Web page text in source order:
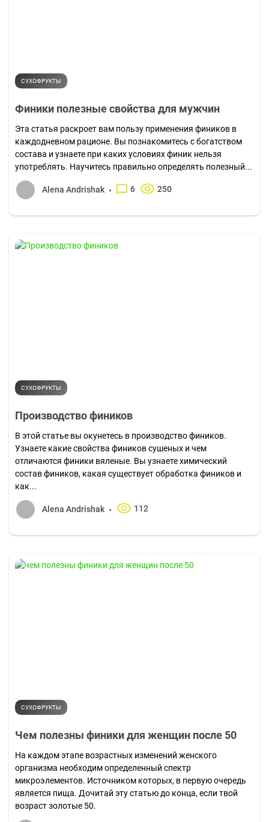
СУХОФРУКТЫ
Финики полезные свойства для мужчин
Эта статья раскроет вам пользу применения фиников в
каждодневном рационе. Вы познакомитесь с богатством
состава и узнаете при каких условиях финик нельзя
употреблять. Научитесь правильно определять полезный...
Alena Andrishak 6 250
СУХОФРУКТЫ
Производство фиников
В этой статье вы окунетесь в производство фиников.
Узнаете какие свойства фиников сушеных и чем
отличаются финики вяленые. Вы узнаете химический
состав фиников, какая существует обработка фиников и
как...
Alena Andrishak 112
СУХОФРУКТЫ
Чем полезны финики для женщин после 50
На каждом этапе возрастных изменений женского
организма необходим определенный спектр
микроэлементов. Источником которых, в первую очередь
является пища. Дочитай эту статью до конца, если твой
возраст золотые 50.